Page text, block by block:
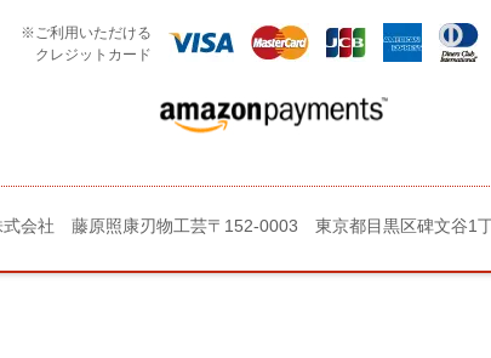
※ご利用いただける
クレジットカード
式会社 藤原照康刃物工芸〒152-0003 東京都目黒区碑文谷1